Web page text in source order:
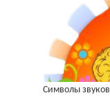
Символы звуков